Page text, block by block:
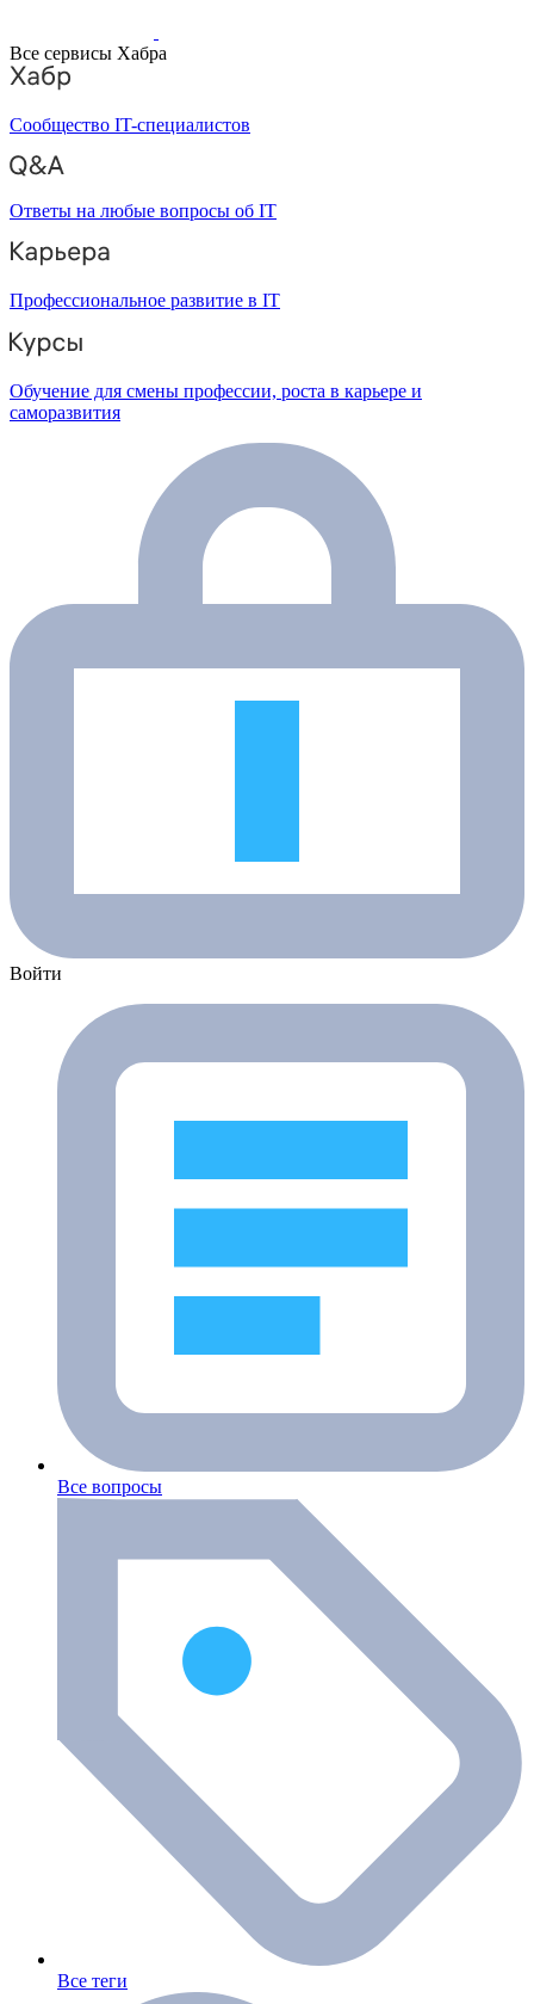
Все сервисы Хабра
Сообщество IT-специалистов
Ответы на любые вопросы об IT
Профессиональное развитие в IT
Обучение для смены профессии, роста в карьере и
саморазвития
Войти
Все вопросы
Все теги